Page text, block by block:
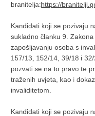
branitelja:https://
Kandidati koji se pozivaju
sukladno članku 9.
zapošljavanju osoba s
157/13, 152/14, 39/18 i
pozvati se na to pravo te
traženih uvjeta, kao i
invaliditetom.
Kandidati koji se pozivaju